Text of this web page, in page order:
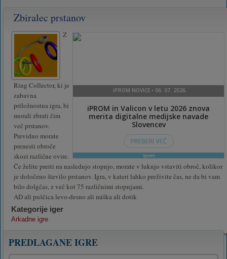
Zbiralec prstanov
Z
Ring Collector, ki je
zabavna
priložnostna igra, bi
morali zbrati čim
več prstanov.
Previdno morate
prenesti obroče
skozi različne ovire.
Če želite preiti na naslednjo stopnjo, morate v luknjo vstaviti obroč, kolikor
je določeno število prstanov. Igra, v kateri lahko preživite čas, ne da bi vam
bilo dolgčas, z več kot 75 različnimi stopnjami.
AD ali puščica levo-desno ali miška ali dotik
Kategorije iger
Arkadne igre
PREDLAGANE IGRE